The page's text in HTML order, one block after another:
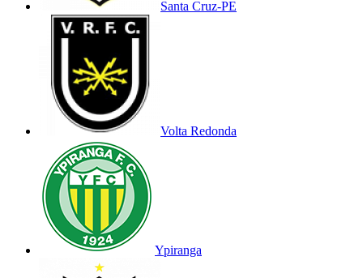
Santa Cruz-PE
Volta Redonda
Ypiranga